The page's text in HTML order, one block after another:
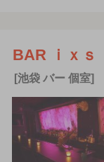
BAR ｉｘｓ
[池袋 バー 個室]